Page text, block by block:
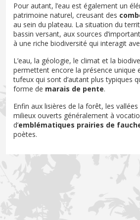
Pour autant, l’eau est également un
patrimoine naturel, creusant des
au sein du plateau. La situation du
bassin versant, aux sources
à une riche biodiversité qui interagit
L’eau, la géologie, le climat et la
permettent encore la présence unique
tufeux qui sont d’autant plus typiques
forme de marais de pente.
Enfin aux lisières de la forêt, les
milieux ouverts généralement à
d’emblématiques prairies de
poètes.